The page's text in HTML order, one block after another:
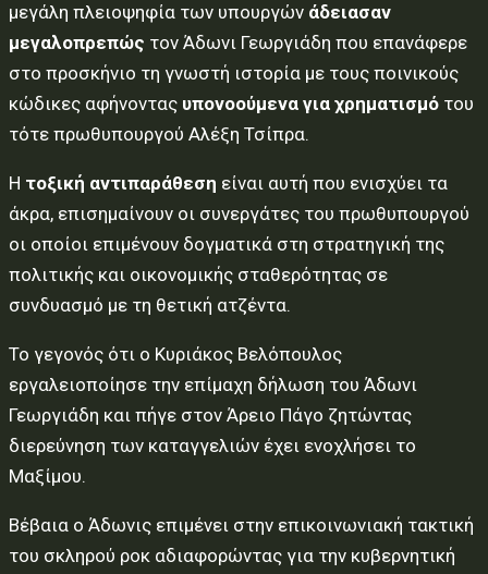
μεγάλη πλειοψηφία των υπουργών άδειασαν
μεγαλοπρεπώς τον Άδωνι Γεωργιάδη που επανάφερε
στο προσκήνιο τη γνωστή ιστορία με τους ποινικούς
κώδικες αφήνοντας υπονοούμενα για χρηματισμό του
τότε πρωθυπουργού Αλέξη Τσίπρα.
Η τοξική αντιπαράθεση είναι αυτή που ενισχύει τα
άκρα, επισημαίνουν οι συνεργάτες του πρωθυπουργού
οι οποίοι επιμένουν δογματικά στη στρατηγική της
πολιτικής και οικονομικής σταθερότητας σε
συνδυασμό με τη θετική ατζέντα.
Το γεγονός ότι ο Κυριάκος Βελόπουλος
εργαλειοποίησε την επίμαχη δήλωση του Άδωνι
Γεωργιάδη και πήγε στον Άρειο Πάγο ζητώντας
διερεύνηση των καταγγελιών έχει ενοχλήσει το
Μαξίμου.
Βέβαια ο Άδωνις επιμένει στην επικοινωνιακή τακτική
του σκληρού ροκ αδιαφορώντας για την κυβερνητική